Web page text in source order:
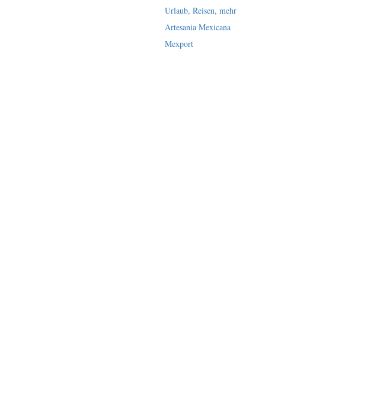
Urlaub, Reisen, mehr
Artesania Mexicana
Mexport